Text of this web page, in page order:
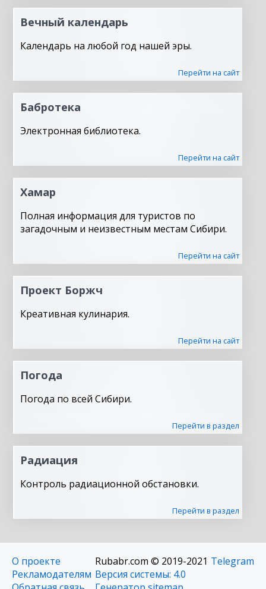
Вечный календарь
Календарь на любой год нашей эры.
Перейти на сайт
Бабротека
Электронная библиотека.
Перейти на сайт
Хамар
Полная информация для туристов по
загадочным и неизвестным местам Сибири.
Перейти на сайт
Проект Боржч
Креативная кулинария.
Перейти на сайт
Погода
Погода по всей Сибири.
Перейти в раздел
Радиация
Контроль радиационной обстановки.
Перейти в раздел
О проекте
Рекламодателям
Rubabr.com © 2019-2021
Версия системы: 4.0
Telegram